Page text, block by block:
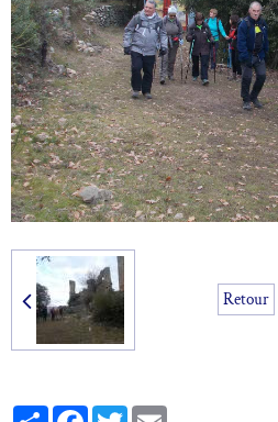
Retour
PartagerFacebook
Twitter